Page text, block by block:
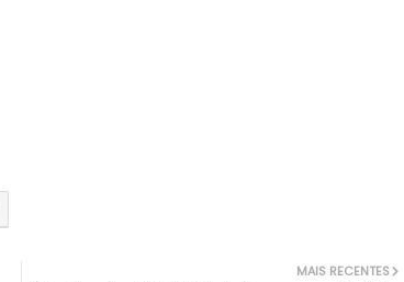
MAIS RECENTES